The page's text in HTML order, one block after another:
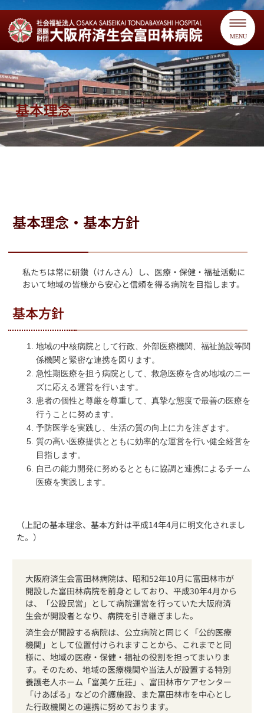
MENU
基本理念
基本理念・基本方針
私たちは常に研鑚（けんさん）し、医療・保健・福祉活動に
おいて地域の皆様から安心と信頼を得る病院を目指します。
基本方針
地域の中核病院として行政、外部医療機関、福祉施設等関
係機関と緊密な連携を図ります。
急性期医療を担う病院として、救急医療を含め地域のニー
ズに応える運営を行います。
患者の個性と尊厳を尊重して、真摯な態度で最善の医療を
行うことに努めます。
予防医学を実践し、生活の質の向上に力を注ぎます。
質の高い医療提供とともに効率的な運営を行い健全経営を
目指します。
自己の能力開発に努めるとともに協調と連携によるチーム
医療を実践します。
（上記の基本理念、基本方針は平成14年4月に明文化されまし
た。）
大阪府済生会富田林病院は、昭和52年10月に富田林市が
開設した富田林病院を前身としており、平成30年4月から
は、「公設民営」として病院運営を行っていた大阪府済
生会が開設者となり、病院を引き継ぎました。
済生会が開設する病院は、公立病院と同じく「公的医療
機関」として位置付けられますことから、これまでと同
様に、地域の医療・保健・福祉の役割を担ってまいりま
す。そのため、地域の医療機関や当法人が設置する特別
養護老人ホーム「富美ケ丘荘」、富田林市ケアセンター
「けあぱる」などの介護施設、また富田林市を中心とし
た行政機関との連携に努めております。